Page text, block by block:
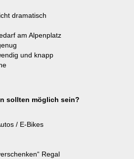
dramatisch
am Alpenplatz
und knapp
sollten möglich sein?
/ E-Bikes
Regal